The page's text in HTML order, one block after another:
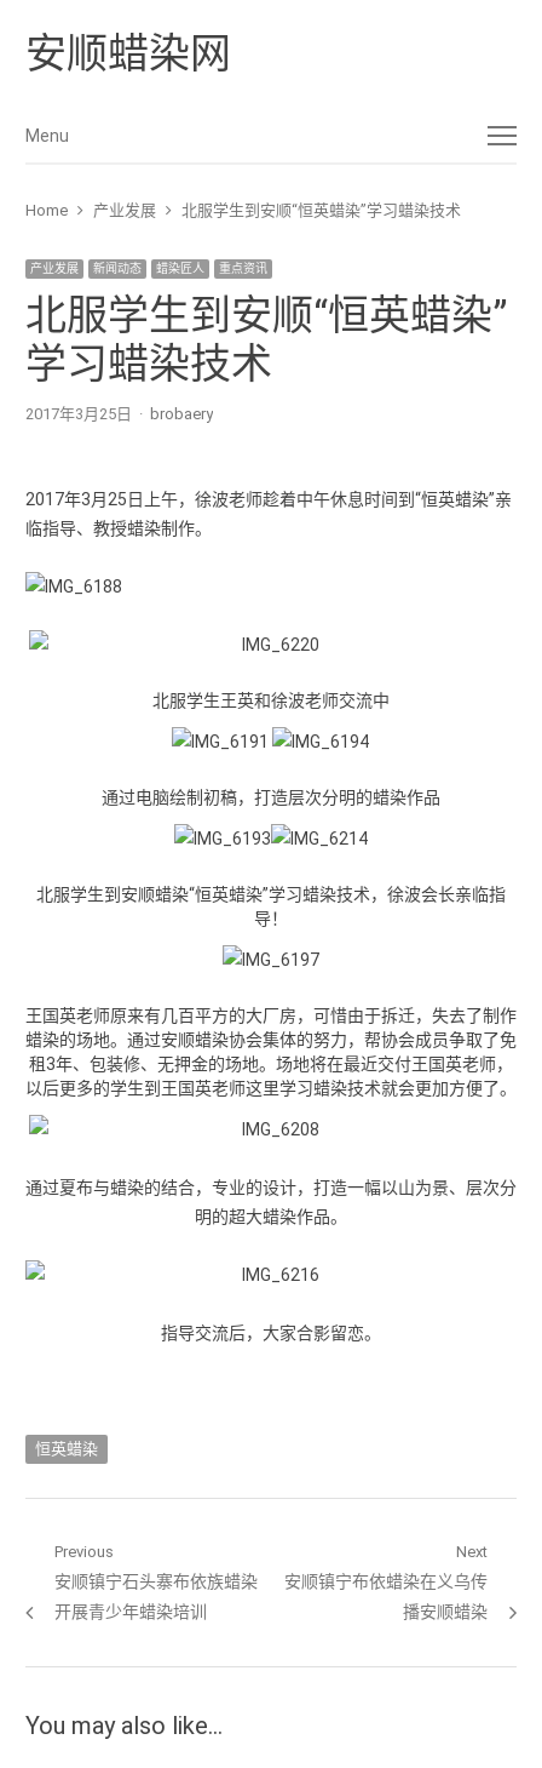
安顺蜡染网
Menu
Menu
Home 产业发展 北服学生到安顺“恒英蜡染”学习蜡染技术
产业发展 新闻动态 蜡染匠人 重点资讯
北服学生到安顺“恒英蜡染”
学习蜡染技术
2017年3月25日 Author
brobaery
2017年3月25日上午，徐波老师趁着中午休息时间到“恒英蜡染”亲
临指导、教授蜡染制作。
北服学生王英和徐波老师交流中
通过电脑绘制初稿，打造层次分明的蜡染作品
北服学生到安顺蜡染“恒英蜡染”学习蜡染技术，徐波会长亲临指
导！
王国英老师原来有几百平方的大厂房，可惜由于拆迁，失去了制作
蜡染的场地。通过安顺蜡染协会集体的努力，帮协会成员争取了免
租3年、包装修、无押金的场地。场地将在最近交付王国英老师，
以后更多的学生到王国英老师这里学习蜡染技术就会更加方便了。
通过夏布与蜡染的结合，专业的设计，打造一幅以山为景、层次分
明的超大蜡染作品。
指导交流后，大家合影留恋。
恒英蜡染
文章导航
Previous
Previous post:
安顺镇宁石头寨布依族蜡染
开展青少年蜡染培训
Next
Next post:
安顺镇宁布依蜡染在义乌传
播安顺蜡染
You may also like...